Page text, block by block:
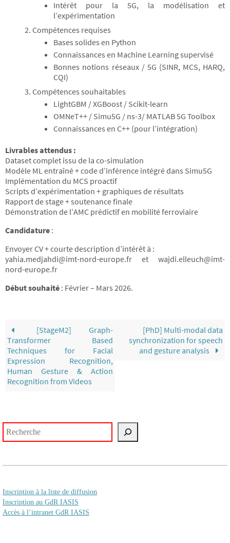
Intérêt pour la 5G, la modélisation et
l’expérimentation
Compétences requises
Bases solides en Python
Connaissances en Machine Learning supervisé
Bonnes notions réseaux / 5G (SINR, MCS, HARQ,
CQI)
Compétences souhaitables
LightGBM / XGBoost / Scikit-learn
OMNeT++ / Simu5G / ns-3/ MATLAB 5G Toolbox
Connaissances en C++ (pour l’intégration)
Livrables attendus :
Dataset complet issu de la co-simulation
Modèle ML entraîné + code d’inférence intégré dans Simu5G
Implémentation du MCS proactif
Scripts d’expérimentation + graphiques de résultats
Rapport de stage + soutenance finale
Démonstration de l’AMC prédictif en mobilité ferroviaire
Candidature :
Envoyer CV + courte description d’intérêt à :
yahia.medjahdi@imt-nord-europe.fr et wajdi.elleuch@imt-
nord-europe.fr
Début souhaité : Février – Mars 2026.
[StageM2] Graph-
Transformer Based
Techniques for Facial
Expression Recognition,
Human Gesture & Action
Recognition from Videos
[PhD] Multi-modal data
synchronization for speech
and gesture analysis
Inscription à la liste de diffusion
Inscription au GdR IASIS
Accès à l’intranet GdR IASIS